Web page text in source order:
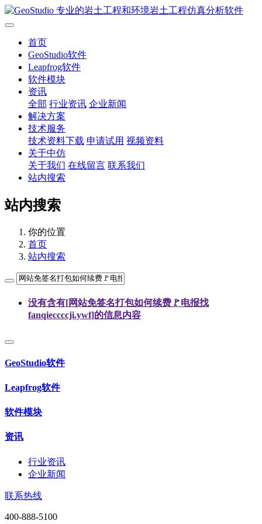
首页
GeoStudio软件
Leapfrog软件
软件模块
资讯
全部 行业资讯 企业新闻
解决方案
技术服务
技术资料下载 申请试用 视频资料
关于中仿
关于我们 在线留言 联系我们
站内搜索
站内搜索
你的位置
首页
站内搜索
没有含有[网站免签名打包如何续费🚩电报找
fanqieccccji.ywf]的信息内容
GeoStudio软件
Leapfrog软件
软件模块
资讯
行业资讯
企业新闻
联系热线
400-888-5100